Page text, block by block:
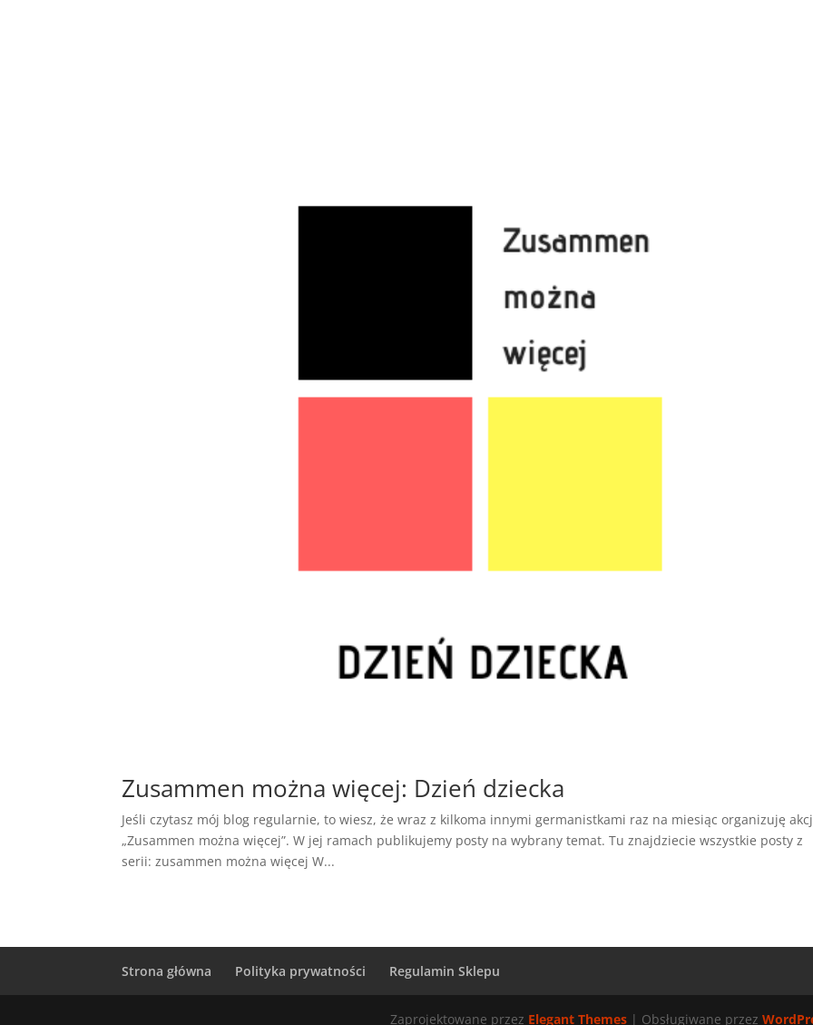
Zusammen można więcej: Dzień dziecka
Jeśli czytasz mój blog regularnie, to wiesz, że wraz z kilkoma innymi germanistkami raz na miesiąc organizuję
„Zusammen można więcej”. W jej ramach publikujemy posty na wybrany temat. Tu znajdziecie wszystkie posty z
serii: zusammen można więcej W...
Strona główna Polityka prywatności Regulamin Sklepu
Zaprojektowane przez Elegant Themes| Obsługiwane przez